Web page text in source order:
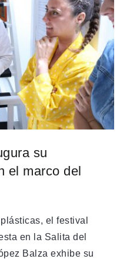
su
el marco del
el festival
en la Salita del
Balza exhibe su